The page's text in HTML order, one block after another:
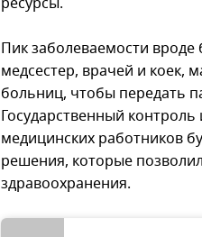
Пик заболеваемости
медсестер, врачей и
больниц, чтобы передать
Государственный
медицинских работников
решения, которые
здравоохранения.